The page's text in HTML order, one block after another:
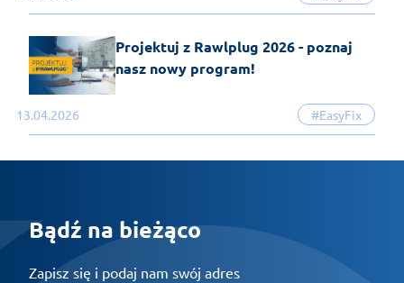
13.04.2026 #EasyFix
Projektuj z Rawlplug 2026 - poznaj
nasz nowy program!
Bądź na bieżąco
Zapisz się i podaj nam swój adres